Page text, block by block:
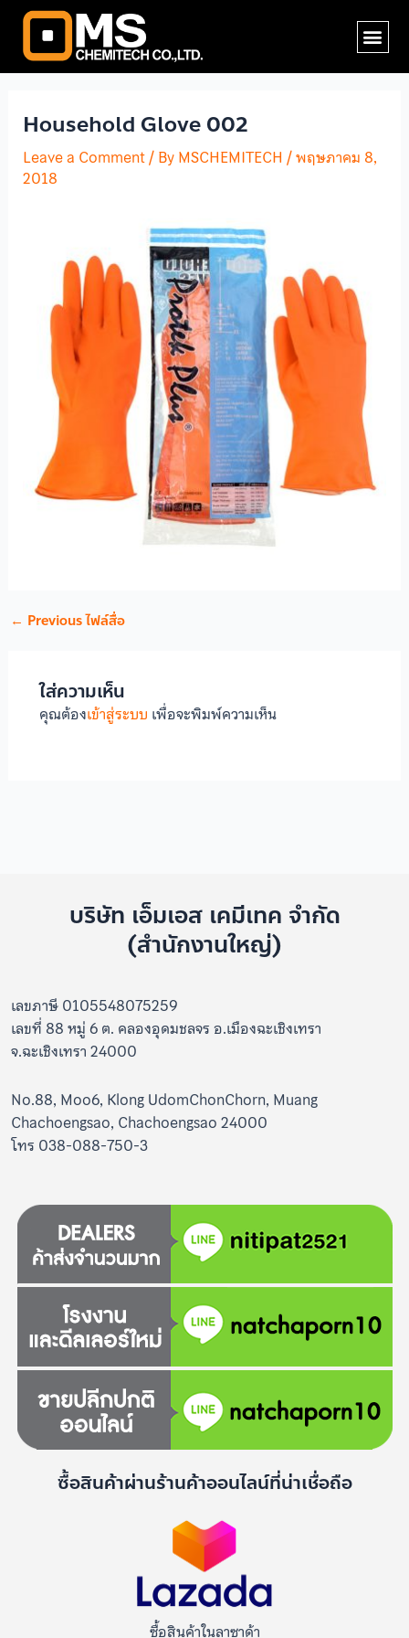
Skip
content
Household Glove 002
Leave a Comment/ ByMSCHEMITECH /พฤษภาคม 8,
2018
Post
navigation
← Previous ไฟล์สื่อ
ใส่ความเห็น
คุณต้องเข้าสู่ระบบ เพื่อจะพิมพ์ความเห็น
บริษัท เอ็มเอส เคมีเทค จำกัด
(สำนักงานใหญ่)
เลขภาษี 0105548075259
เลขที่ 88 หมู่ 6 ต. คลองอุดมชลจร อ.เมืองฉะเชิงเทรา
จ.ฉะเชิงเทรา 24000
No.88, Moo6, Klong UdomChonChorn, Muang
Chachoengsao, Chachoengsao 24000
โทร 038-088-750-3
ซื้อสินค้าผ่านร้านค้าออนไลน์ที่น่าเชื่อถือ
ซื้อสินค้าในลาซาด้า